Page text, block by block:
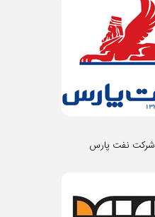
شرکت نفت پارس